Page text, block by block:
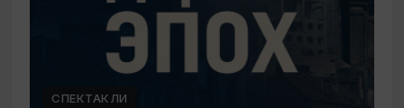
СПЕКТАКЛИ